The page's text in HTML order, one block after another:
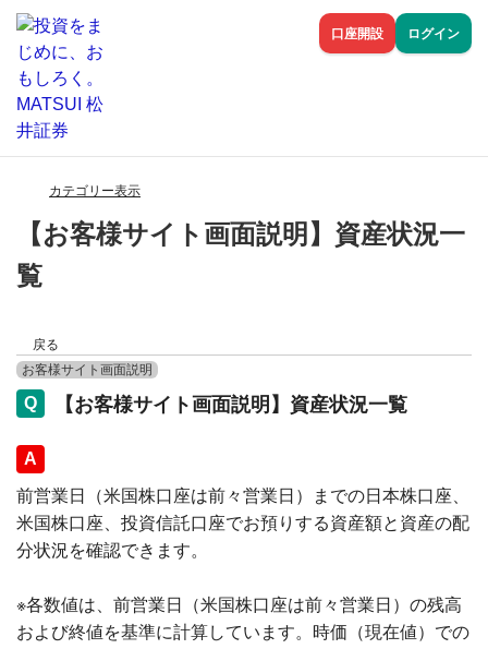
口座開設 ログイン
カテゴリー表示
【お客様サイト画面説明】資産状況一
覧
戻る
お客様サイト画面説明
【お客様サイト画面説明】資産状況一覧
回答
前営業日（米国株口座は前々営業日）までの日本株口座、
米国株口座、投資信託口座でお預りする資産額と資産の配
分状況を確認できます。
※各数値は、前営業日（米国株口座は前々営業日）の残高
および終値を基準に計算しています。時価（現在値）での